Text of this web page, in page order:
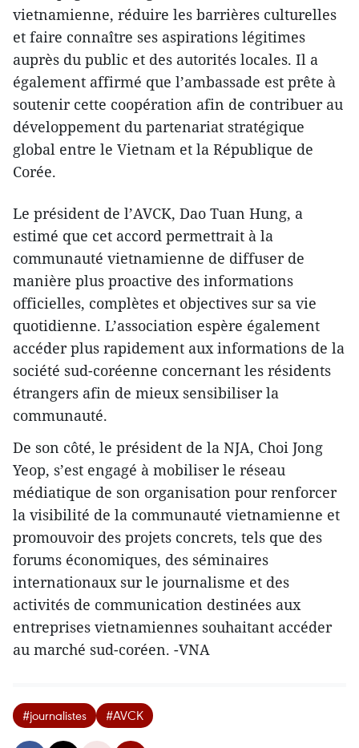
vietnamienne, réduire les barrières culturelles
et faire connaître ses aspirations légitimes
auprès du public et des autorités locales. Il a
également affirmé que l’ambassade est prête à
soutenir cette coopération afin de contribuer au
développement du partenariat stratégique
global entre le Vietnam et la République de
Corée.
Le président de l’AVCK, Dao Tuan Hung, a
estimé que cet accord permettrait à la
communauté vietnamienne de diffuser de
manière plus proactive des informations
officielles, complètes et objectives sur sa vie
quotidienne. L’association espère également
accéder plus rapidement aux informations de la
société sud-coréenne concernant les résidents
étrangers afin de mieux sensibiliser la
communauté.
De son côté, le président de la NJA, Choi Jong
Yeop, s’est engagé à mobiliser le réseau
médiatique de son organisation pour renforcer
la visibilité de la communauté vietnamienne et
promouvoir des projets concrets, tels que des
forums économiques, des séminaires
internationaux sur le journalisme et des
activités de communication destinées aux
entreprises vietnamiennes souhaitant accéder
au marché sud-coréen. -VNA
#journalistes #AVCK